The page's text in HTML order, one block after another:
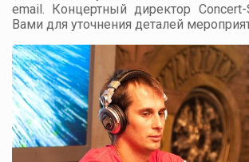
email. Концертный директор
Вами для уточнения деталей